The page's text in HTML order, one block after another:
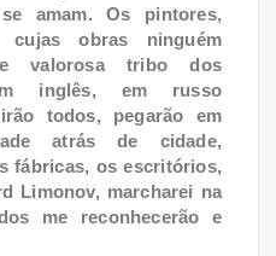
amam. Os pintores,
cujas obras ninguém
valorosa tribo dos
inglês, em russo
todos, pegarão em
atrás de cidade,
fábricas, os escritórios,
Limonov, marcharei na
me reconhecerão e